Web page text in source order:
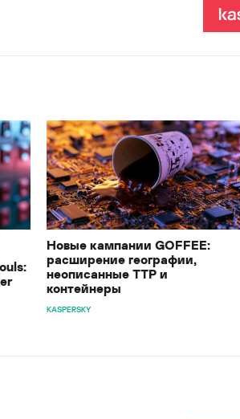
Новые кампании GOFFEE:
расширение географии,
неописанные TTP и
контейнеры
KASPERSKY